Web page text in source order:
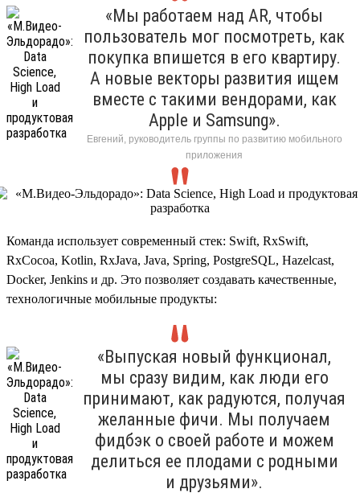
«Мы работаем над AR, чтобы
пользователь мог посмотреть, как
покупка впишется в его квартиру.
А новые векторы развития ищем
вместе с такими вендорами, как
Apple и Samsung».
Евгений, руководитель группы по развитию мобильного
приложения
Команда использует современный стек: Swift, RxSwift,
RxCocoa, Kotlin, RxJava, Java, Spring, PostgreSQL, Hazelcast,
Docker, Jenkins и др. Это позволяет создавать качественные,
технологичные мобильные продукты:
«Выпуская новый функционал,
мы сразу видим, как люди его
принимают, как радуются, получая
желанные фичи. Мы получаем
фидбэк о своей работе и можем
делиться ее плодами с родными
и друзьями».